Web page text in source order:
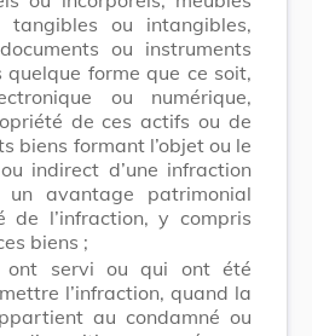
tangibles ou intangibles,
ou instruments
quelque forme que ce soit,
ou numérique,
de ces actifs ou de
biens formant l’objet ou le
indirect d’une infraction
un avantage patrimonial
de l’infraction, y compris
biens ;
ont servi ou qui ont été
l’infraction, quand la
au condamné ou